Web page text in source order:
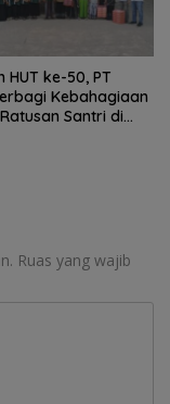
HUT ke-50, PT
Kebahagiaan
Santri di
Ruas yang wajib